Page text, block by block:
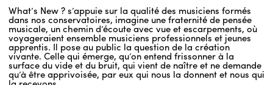
What’s New ? s’appuie sur la qualité des musiciens formés
dans nos conservatoires, imagine une fraternité de pensée
musicale, un chemin d’écoute avec vue et escarpements, où
voyageraient ensemble musiciens professionnels et jeunes
apprentis. Il pose au public la question de la création
vivante. Celle qui émerge, qu’on entend frissonner à la
surface du vide et du bruit, qui vient de naître et ne demande
qu’à être apprivoisée, par eux qui nous la donnent et nous qui